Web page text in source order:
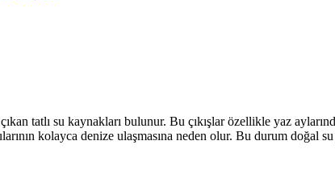
tatlı su kaynakları bulunur. Bu çıkışlar özellikle yaz
kolayca denize ulaşmasına neden olur. Bu durum doğal